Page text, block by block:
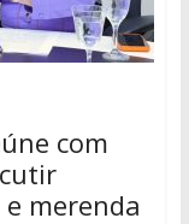
com
merenda